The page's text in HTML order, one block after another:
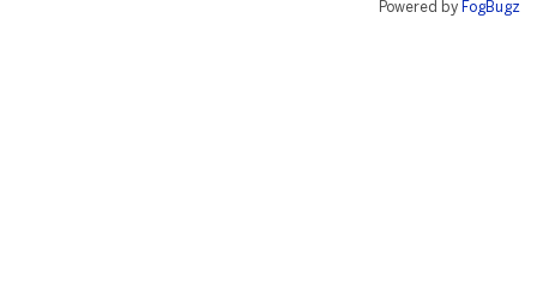
Powered by FogBugz